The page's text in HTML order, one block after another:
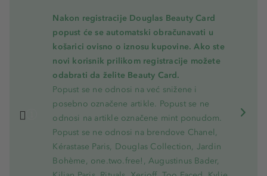
Nakon registracije Douglas Beauty Card
popust će se automatski obračunavati u
košarici ovisno o iznosu kupovine. Ako ste
novi korisnik prilikom registracije možete
odabrati da želite Beauty Card.
Popust se ne odnosi na već snižene i
posebno označene artikle. Popust se ne
odnosi na artikle označene mint ponudom.
Popust se ne odnosi na brendove Chanel,
Kérastase Paris, Douglas Collection, Jardin
Bohème, one.two.free!, Augustinus Bader,